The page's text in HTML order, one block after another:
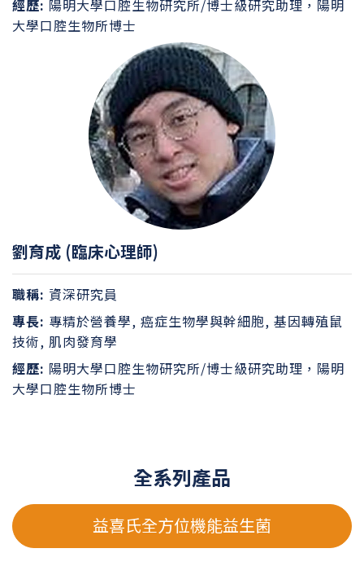
經歷: 陽明大學口腔生物研究所/博士級研究助理，陽明
大學口腔生物所博士
劉育成 (臨床心理師)
職稱: 資深研究員
專長: 專精於營養學, 癌症生物學與幹細胞, 基因轉殖鼠
技術, 肌肉發育學
經歷: 陽明大學口腔生物研究所/博士級研究助理，陽明
大學口腔生物所博士
全系列產品
益喜氏全方位機能益生菌